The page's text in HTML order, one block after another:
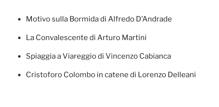
Motivo sulla Bormida di Alfredo D’Andrade
La Convalescente di Arturo Martini
Spiaggia a Viareggio di Vincenzo Cabianca
Cristoforo Colombo in catene di Lorenzo Delleani